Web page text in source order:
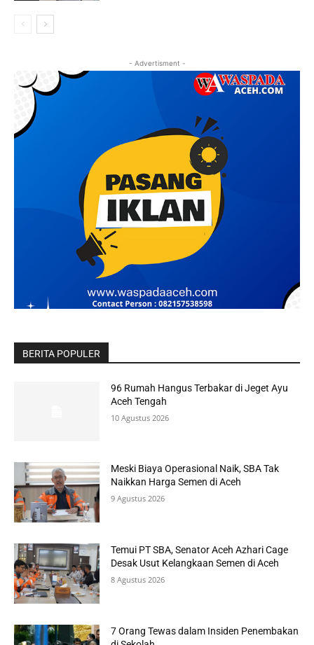
- Advertisment -
BERITA POPULER
96 Rumah Hangus Terbakar di Jeget Ayu
Aceh Tengah
10 Agustus 2026
Meski Biaya Operasional Naik, SBA Tak
Naikkan Harga Semen di Aceh
9 Agustus 2026
Temui PT SBA, Senator Aceh Azhari Cage
Desak Usut Kelangkaan Semen di Aceh
8 Agustus 2026
7 Orang Tewas dalam Insiden Penembakan